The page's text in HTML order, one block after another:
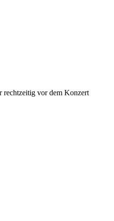
rechtzeitig vor dem Konzert